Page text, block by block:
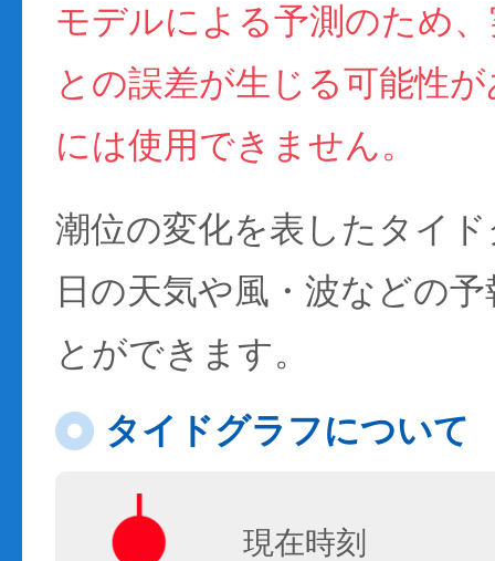
モデルによる予測のため
との誤差が生じる可能性
には使用できません。
潮位の変化を表したタイ
日の天気や風・波などの
とができます。
タイドグラフについて
現在時刻